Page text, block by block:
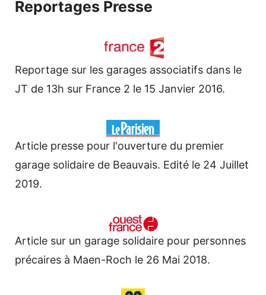
Reportages Presse
Reportage sur les garages associatifs dans le
JT de 13h sur France 2 le 15 Janvier 2016.
Article presse pour l'ouverture du premier
garage solidaire de Beauvais. Edité le 24 Juillet
2019.
Article sur un garage solidaire pour personnes
précaires à Maen-Roch le 26 Mai 2018.